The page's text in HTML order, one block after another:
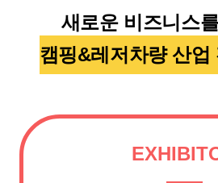
새로운 비즈니스
캠핑&레저차량 산업